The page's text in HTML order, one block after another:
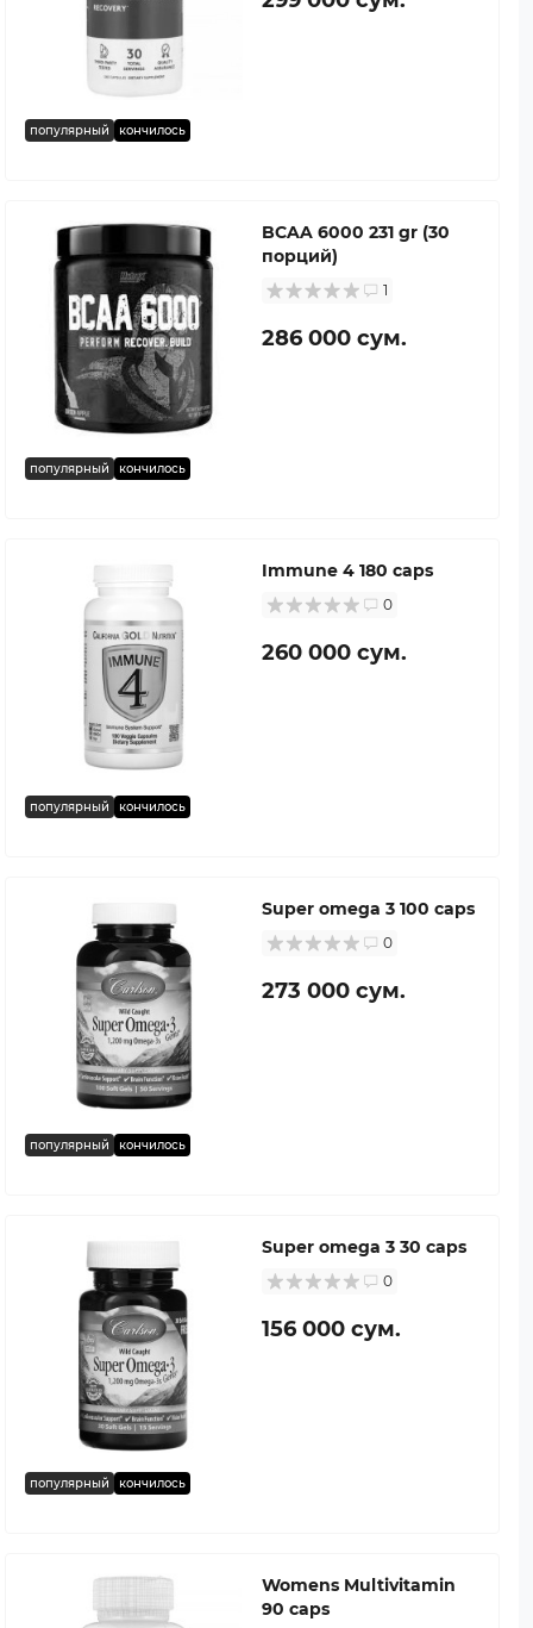
популярный кончилось
популярный кончилось
BCAA 6000 231 gr (30
порций)
1
286 000 сум.
популярный кончилось
Immune 4 180 caps
0
260 000 сум.
популярный кончилось
Super omega 3 100 caps
0
273 000 сум.
популярный кончилось
Super omega 3 30 caps
0
156 000 сум.
Womens Multivitamin
90 caps